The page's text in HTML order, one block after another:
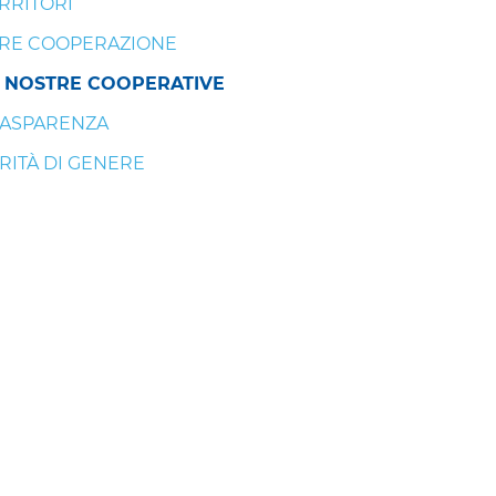
COOPERAZIONE
NOSTRE COOPERATIVE
DI GENERE